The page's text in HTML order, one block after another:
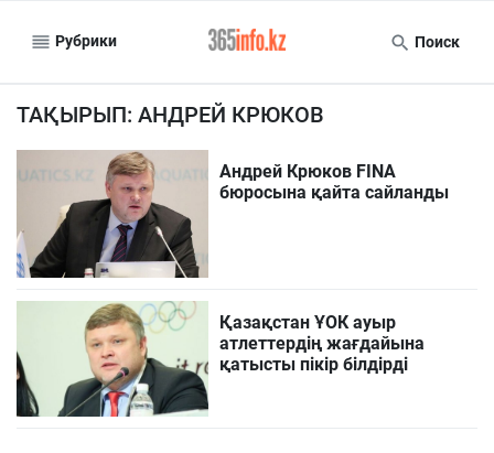
Рубрики Поиск
ТАҚЫРЫП: АНДРЕЙ КРЮКОВ
Андрей Крюков FINA
бюросына қайта сайланды
Қазақстан ҰОК ауыр
атлеттердің жағдайына
қатысты пікір білдірді